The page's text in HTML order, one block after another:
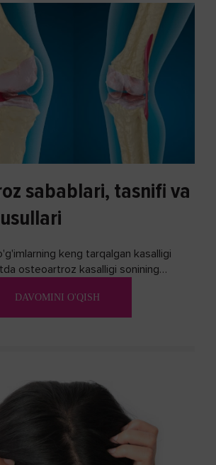
sabablari, tasnifi va
keng tarqalgan kasalligi
osteoartroz kasalligi sonining
DAVOMINI O'QISH